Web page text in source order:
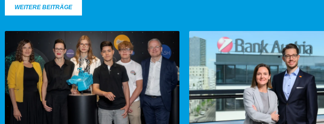
WEITERE BEITRÄGE